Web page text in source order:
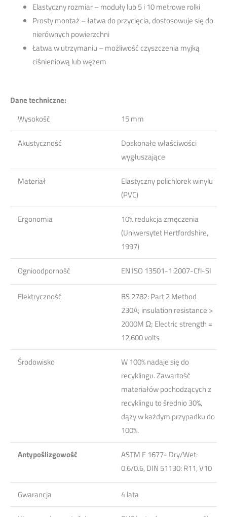
Elastyczny rozmiar – moduły lub 5 i 10 metrowe rolki
Prosty montaż – łatwa do przycięcia, dostosowuje się do
nierównych powierzchni
Łatwa w utrzymaniu – możliwość czyszczenia myjką
ciśnieniową lub wężem
Dane techniczne:
Wysokość
15 mm
Akustyczność
Doskonałe właściwości
wygłuszające
Materiał
Elastyczny polichlorek winylu
(PVC)
Ergonomia
10% redukcja zmęczenia
(Uniwersytet Hertfordshire,
1997)
Ognioodporność EN ISO 13501-1:2007-Cfl-SI
Elektryczność
BS 2782: Part 2 Method
230A; insulation resistance >
2000M Ω; Electric strength =
12,600 volts
Środowisko
W 100% nadaje się do
recyklingu. Zawartość
materiałów pochodzących z
recyklingu to średnio 30%,
dąży w każdym przypadku do
100%.
Antypoślizgowość
ASTM F 1677- Dry/Wet:
0.6/0.6, DIN 51130: R11, V10
Gwarancja 4 lata